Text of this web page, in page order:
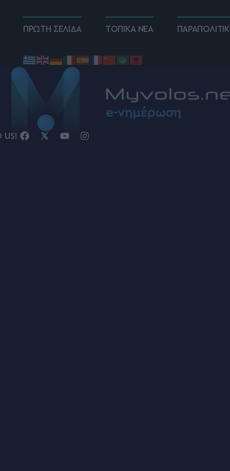
ΠΡΩΤΗ ΣΕΛΙΔΑ ΤΟΠΙΚΑ ΝΕΑ
US!